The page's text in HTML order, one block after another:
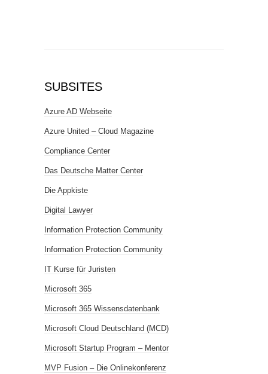
SUBSITES
Azure AD Webseite
Azure United – Cloud Magazine
Compliance Center
Das Deutsche Matter Center
Die Appkiste
Digital Lawyer
Information Protection Community
Information Protection Community
IT Kurse für Juristen
Microsoft 365
Microsoft 365 Wissensdatenbank
Microsoft Cloud Deutschland (MCD)
Microsoft Startup Program – Mentor
MVP Fusion – Die Onlinekonferenz